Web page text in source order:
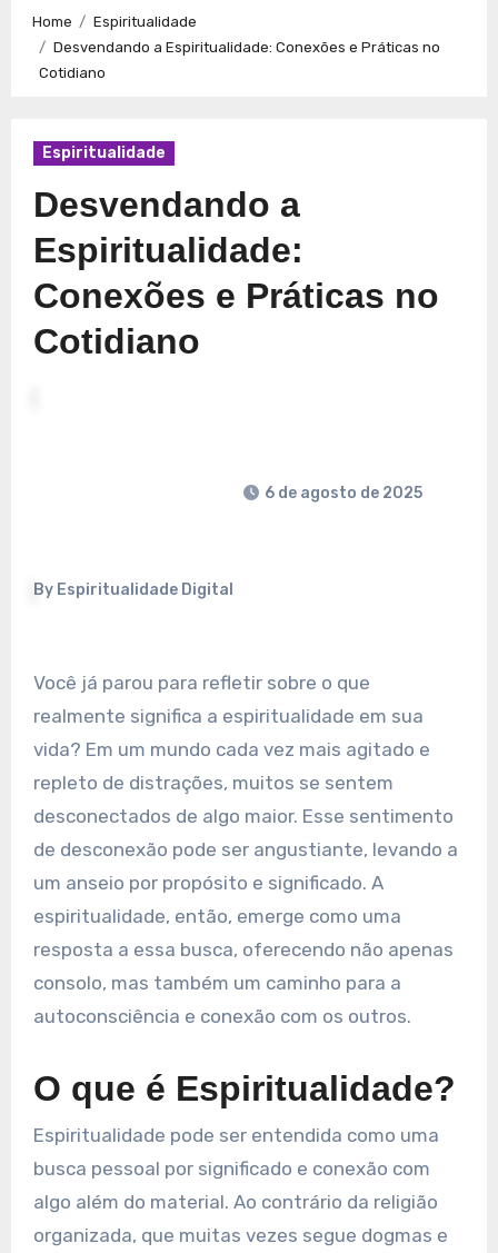
Caminhos para a Plenitude no Presente
Espiritualidade: Conexão e Significado no Presente
Home
Espiritualidade
Desvendando a Espiritualidade: Conexões e Práticas no
Cotidiano
Espiritualidade
Desvendando a
Espiritualidade:
Conexões e Práticas no
Cotidiano
By Espiritualidade Digital
6 de agosto de 2025
Você já parou para refletir sobre o que
realmente significa a espiritualidade em sua
vida? Em um mundo cada vez mais agitado e
repleto de distrações, muitos se sentem
desconectados de algo maior. Esse sentimento
de desconexão pode ser angustiante, levando a
um anseio por propósito e significado. A
espiritualidade, então, emerge como uma
resposta a essa busca, oferecendo não apenas
consolo, mas também um caminho para a
autoconsciência e conexão com os outros.
O que é Espiritualidade?
Espiritualidade pode ser entendida como uma
busca pessoal por significado e conexão com
algo além do material. Ao contrário da religião
organizada, que muitas vezes segue dogmas e